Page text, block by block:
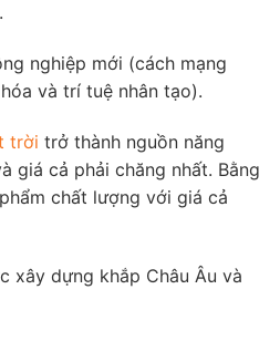
nghiệp mới (cách mạng
và trí tuệ nhân tạo).
trời trở thành nguồn năng
giá cả phải chăng nhất. Bằng
chất lượng với giá cả
xây dựng khắp Châu Âu và